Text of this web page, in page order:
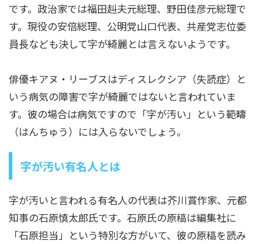
です。政治家では福田赳夫元総理、野田佳彦元総理で
す。現役の安倍総理、公明党山口代表、共産党志位委
員長なども決して字が綺麗とは言えないようです。
俳優キアヌ・リーブスはディスレクシア（失読症）と
いう病気の障害で字が綺麗ではないと言われていま
す。彼の場合は病気ですので「字が汚い」という範疇
（はんちゅう）には入らないでしょう。
字が汚い有名人とは
字が汚いと言われる有名人の代表は芥川賞作家、元都
知事の石原慎太郎氏です。石原氏の原稿は編集社に
「石原担当」という特別な方がいて、彼の原稿を読み